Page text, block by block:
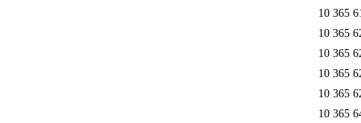
10 365
10 365
10 365
10 365
10 365
10 365